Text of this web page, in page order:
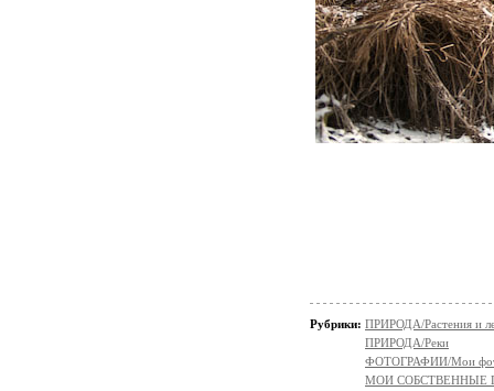
Рубрики: ПРИРОДА/Растения и
ПРИРОДА/Реки
ФОТОГРАФИИ/Мои
МОИ СОБСТВЕННЫЕ